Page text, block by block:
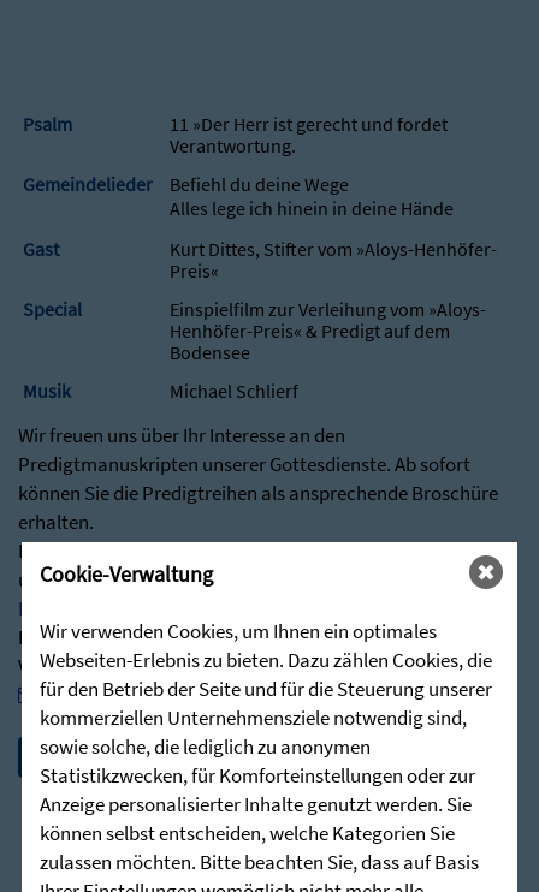
Psalm
11 »Der Herr ist gerecht und fordet
Verantwortung.
Gemeindelieder
Befiehl du deine Wege
Alles lege ich hinein in deine Hände
Gast
Kurt Dittes, Stifter vom »Aloys-Henhöfer-
Preis«
Special
Einspielfilm zur Verleihung vom »Aloys-
Henhöfer-Preis« & Predigt auf dem
Bodensee
Musik
Michael Schlierf
Wir freuen uns über Ihr Interesse an den
Predigtmanuskripten unserer Gottesdienste. Ab sofort
können Sie die Predigtreihen als ansprechende Broschüre
erhalten.
Besuchen Sie hierfür gerne über nachstehenden Link
unseren Shop:
Predigten - Die Zieglerschen (stunde-des-hoechsten.de)
Bei Rückfragen stehen wir Ihnen jederzeit sehr gerne zur
Verfügung:
post@stunde-des-hoechsten.de
Cookie-Verwaltung
Wir verwenden Cookies, um Ihnen ein optimales
Webseiten-Erlebnis zu bieten. Dazu zählen Cookies, die
für den Betrieb der Seite und für die Steuerung unserer
kommerziellen Unternehmensziele notwendig sind,
sowie solche, die lediglich zu anonymen
Statistikzwecken, für Komforteinstellungen oder zur
Anzeige personalisierter Inhalte genutzt werden. Sie
können selbst entscheiden, welche Kategorien Sie
zulassen möchten. Bitte beachten Sie, dass auf Basis